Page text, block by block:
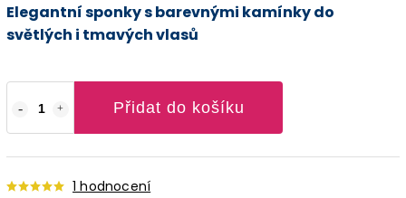
Přidat do košíku
1 hodnocení
Elegantní sponky s barevnými kamínky do
světlých i tmavých vlasů